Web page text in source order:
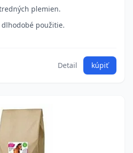
plemien.
použitie.
Detail kúpiť